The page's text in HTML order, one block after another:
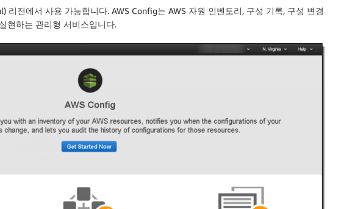
리전에서 사용 가능합니다. AWS Config는 AWS 자원 인벤토리, 구성 기록, 구성 변경
현하는 관리형 서비스입니다.